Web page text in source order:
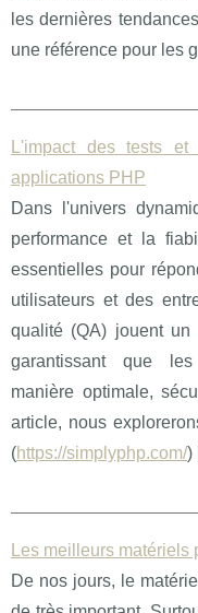
les dernières
une référence pour les
L'impact des tests
applications PHP
Dans l'univers
performance et la
essentielles pour
utilisateurs et des
qualité (QA) jouent
garantissant que
manière optimale,
article, nous
(https://simplyphp.com/)
Les meilleurs matériels
De nos jours, le